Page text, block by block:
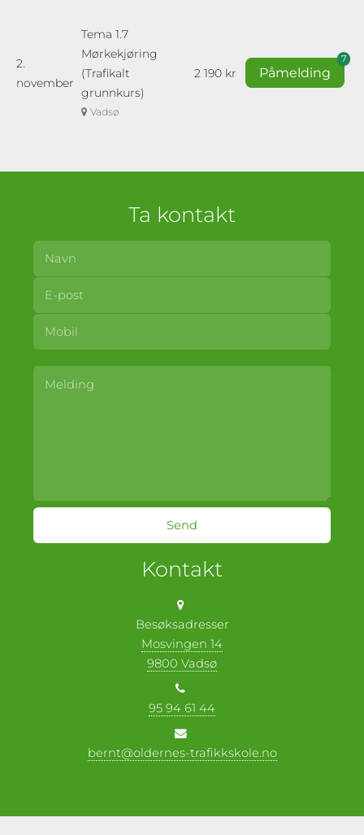
2.
november
Tema 1.7
Mørkekjøring
(Trafikalt
grunnkurs)
Vadsø
2 190 kr Påmelding
7
Ta kontakt
Kontakt
Besøksadresser
Mosvingen 14
9800 Vadsø
95 94 61 44
bernt@oldernes-trafikkskole.no